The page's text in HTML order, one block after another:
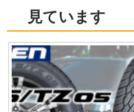
見ています